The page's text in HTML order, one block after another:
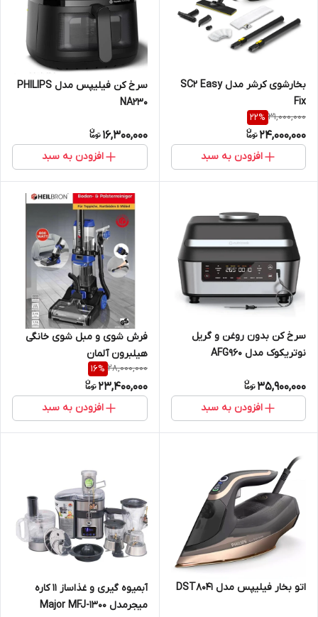
بخارشوی کرشر مدل SC2 Easy
Fix
31,000,000
22%
24,000,000
افزودن به سبد
سرخ کن فیلیپس مدل PHILIPS
NA230
16,300,000
افزودن به سبد
سرخ کن بدون روغن و گریل
نوتریکوک مدل AFG960
35,900,000
افزودن به سبد
فرش شوی و مبل شوی خانگی
هیلبرون آلمان
28,000,000
16%
23,400,000
افزودن به سبد
اتو بخار فیلیپس مدل DST8041
آبمیوه گیری و غذاساز 11 کاره
میجرمدل Major MFJ-1300